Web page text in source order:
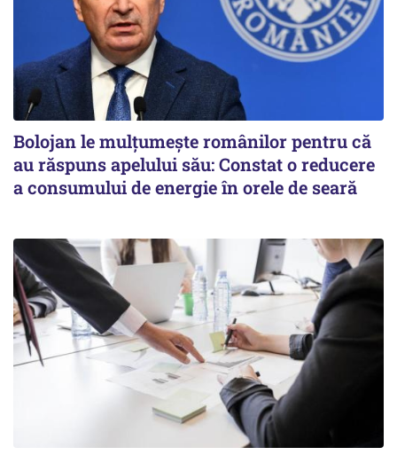
Bolojan le mulțumește românilor pentru că
au răspuns apelului său: Constat o reducere
a consumului de energie în orele de seară